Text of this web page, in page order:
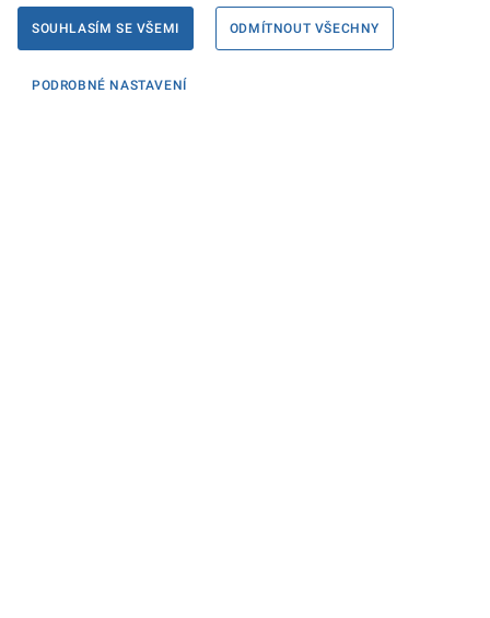
SOUHLASÍM SE VŠEMI ODMÍTNOUT VŠECHNY
PODROBNÉ NASTAVENÍ